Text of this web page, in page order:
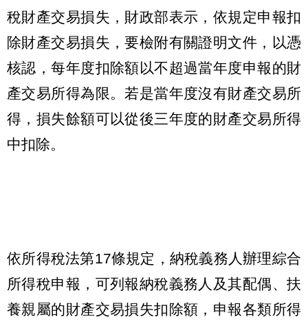
稅財產交易損失，財政部表示，依規定申報扣
除財產交易損失，要檢附有關證明文件，以憑
核認，每年度扣除額以不超過當年度申報的財
產交易所得為限。若是當年度沒有財產交易所
得，損失餘額可以從後三年度的財產交易所得
中扣除。
依所得稅法第17條規定，納稅義務人辦理綜合
所得稅申報，可列報納稅義務人及其配偶、扶
養親屬的財產交易損失扣除額，申報各類所得